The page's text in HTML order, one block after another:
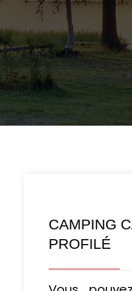
CAMPING
PROFILÉ